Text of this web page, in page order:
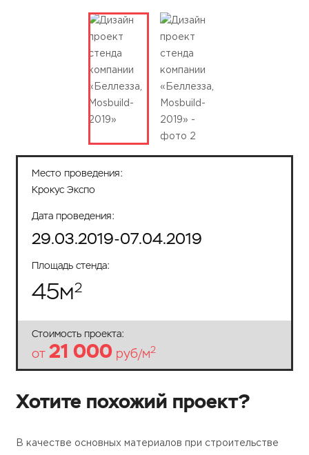
Стоимость проекта:
от 21 000 руб/м2
Место проведения:
Крокус Экспо
Дата проведения:
29.03.2019-07.04.2019
Площадь стенда:
45м2
Хотите похожий проект?
В качестве основных материалов при строительстве